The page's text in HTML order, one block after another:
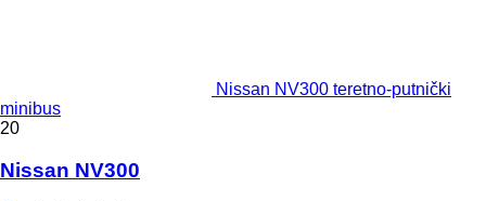
Nissan NV300 teretno-putnički
minibus
20
Nissan NV300